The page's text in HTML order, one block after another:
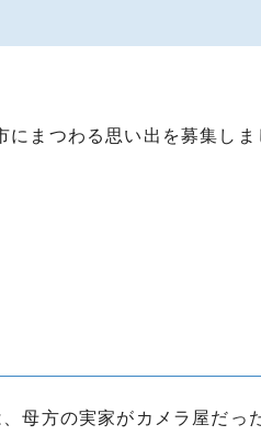
にまつわる思い出を募集しま
母方の実家がカメラ屋だっ